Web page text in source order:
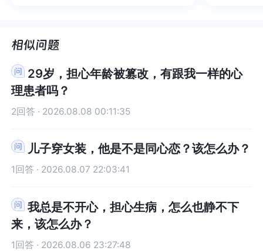
这里，让我真切的感受到了🙏❤️
让我真切的感受到了🙏❤️
29岁，担心年龄被篡改，有跟我一样的心
理患者吗？
2回答 · 2026.08.08 00:11:35
儿子穿女装，他是不是同心恋？该怎么办？
1回答 · 2026.08.07 22:03:41
我总是不开心，担心生病，怎么也静不下
来，该怎么办？
1回答 · 2026.08.06 23:27:48